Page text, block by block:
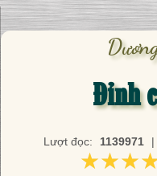
Đỉnh
Lượt đọc: 1139971 |